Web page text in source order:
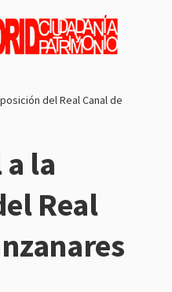
del Real Canal de
la
Real